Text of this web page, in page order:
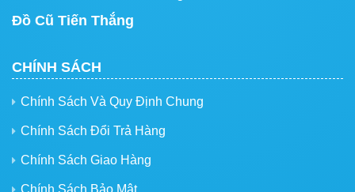
Đồ Cũ Tiến Thắng
CHÍNH SÁCH
Chính Sách Và Quy Định Chung
Chính Sách Đổi Trả Hàng
Chính Sách Giao Hàng
Chính Sách Bảo Mật